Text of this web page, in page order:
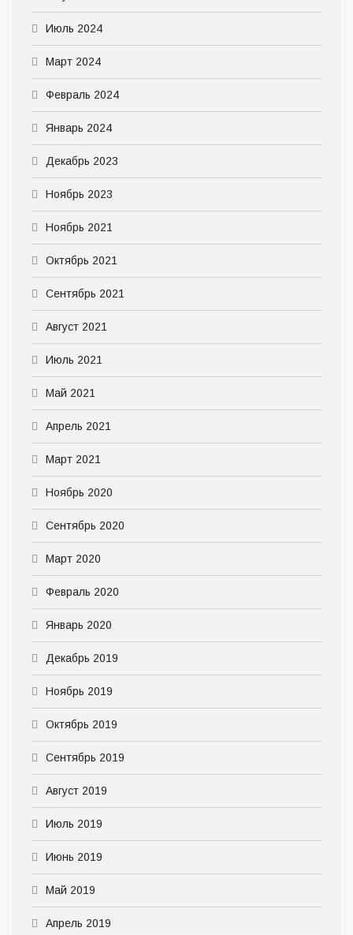
Июль 2024
Март 2024
Февраль 2024
Январь 2024
Декабрь 2023
Ноябрь 2023
Ноябрь 2021
Октябрь 2021
Сентябрь 2021
Август 2021
Июль 2021
Май 2021
Апрель 2021
Март 2021
Ноябрь 2020
Сентябрь 2020
Март 2020
Февраль 2020
Январь 2020
Декабрь 2019
Ноябрь 2019
Октябрь 2019
Сентябрь 2019
Август 2019
Июль 2019
Июнь 2019
Май 2019
Апрель 2019